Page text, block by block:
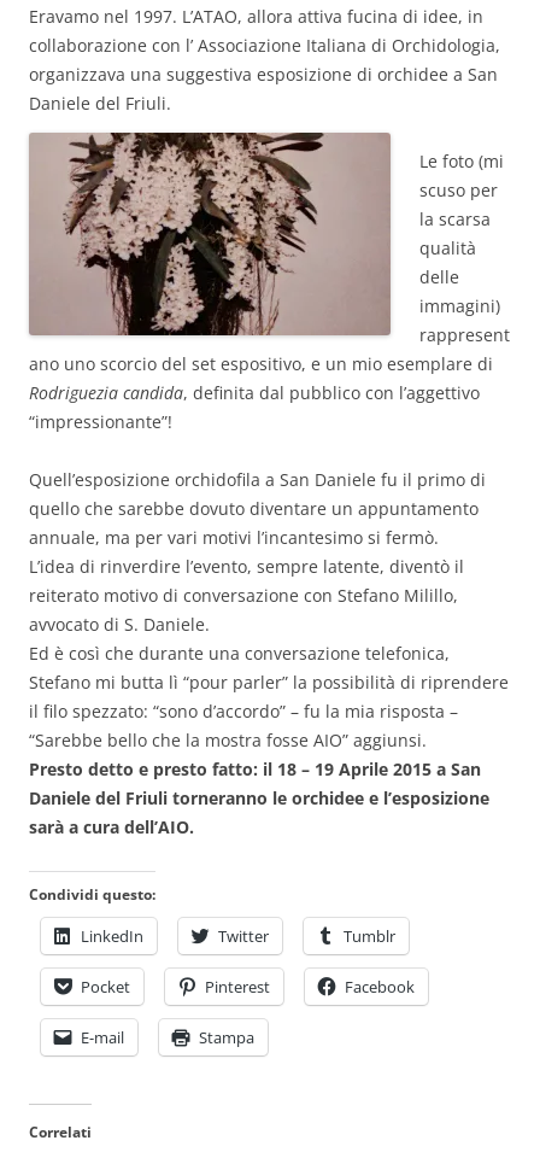
Eravamo nel 1997. L’ATAO, allora attiva fucina di idee, in
collaborazione con l’ Associazione Italiana di Orchidologia,
organizzava una suggestiva esposizione di orchidee a San
Daniele del Friuli.
Le foto (mi
scuso per
la scarsa
qualità
delle
immagini)
rappresent
ano uno scorcio del set espositivo, e un mio esemplare di
Rodriguezia candida, definita dal pubblico con l’aggettivo
“impressionante”!
Quell’esposizione orchidofila a San Daniele fu il primo di
quello che sarebbe dovuto diventare un appuntamento
annuale, ma per vari motivi l’incantesimo si fermò.
L’idea di rinverdire l’evento, sempre latente, diventò il
reiterato motivo di conversazione con Stefano Milillo,
avvocato di S. Daniele.
Ed è così che durante una conversazione telefonica,
Stefano mi butta lì “pour parler” la possibilità di riprendere
il filo spezzato: “sono d’accordo” – fu la mia risposta –
“Sarebbe bello che la mostra fosse AIO” aggiunsi.
Presto detto e presto fatto: il 18 – 19 Aprile 2015 a San
Daniele del Friuli torneranno le orchidee e l’esposizione
sarà a cura dell’AIO.
Condividi questo:
LinkedIn Twitter Tumblr
Pocket Pinterest Facebook
E-mail Stampa
Correlati